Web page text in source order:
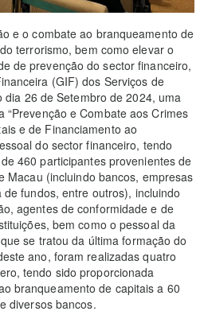
e o combate ao branqueamento de
terrorismo, bem como elevar o
de prevenção do sector financeiro,
(GIF) dos Serviços de
dia 26 de Setembro de 2024, uma
“Prevenção e Combate aos Crimes
e de Financiamento ao
do sector financeiro, tendo
460 participantes provenientes de
Macau (incluindo bancos, empresas
fundos, entre outros), incluindo
agentes de conformidade e de
bem como o pessoal da
se tratou da última formação do
ano, foram realizadas quatro
tendo sido proporcionada
branqueamento de capitais a 60
diversos bancos.